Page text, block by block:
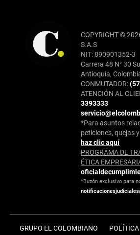
COPYRIGHT ©
S.A.S
NIT: 890901352-3
Carrera 48 N° 30
Antioquia,
CONMUTADOR:
ATENCIÓN AL
3393333
*Para asuntos
peticiones, quejas
haz clic aquí
PROGRAMA DE
ÉTICA
*Buzón exclusivo para
GRUPO EL COLOMBIANO